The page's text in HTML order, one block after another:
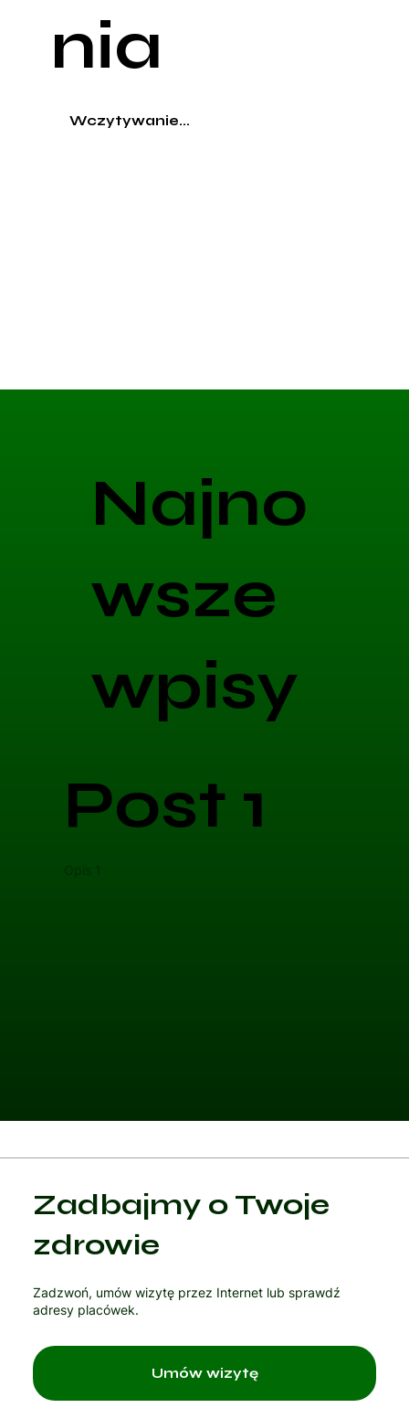
nia
Wczytywanie...
Najno
wsze
wpisy
Post 1
Opis 1
Zadbajmy o Twoje
zdrowie
Zadzwoń, umów wizytę przez Internet lub sprawdź
adresy placówek.
Umów wizytę